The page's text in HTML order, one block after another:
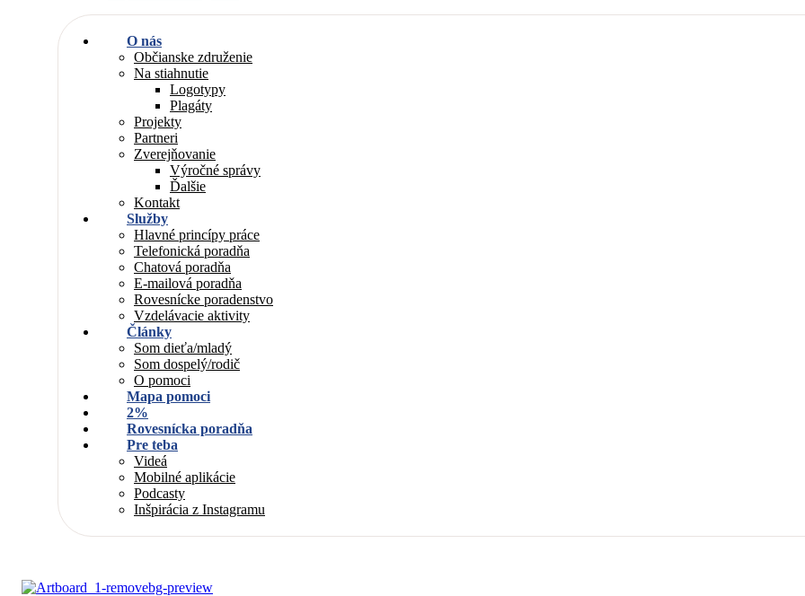
O nás
Občianske združenie
Na stiahnutie
Logotypy
Plagáty
Projekty
Partneri
Zverejňovanie
Výročné správy
Ďalšie
Kontakt
Služby
Hlavné princípy práce
Telefonická poradňa
Chatová poradňa
E-mailová poradňa
Rovesnícke poradenstvo
Vzdelávacie aktivity
Články
Som dieťa/mladý
Som dospelý/rodič
O pomoci
Mapa pomoci
2%
Rovesnícka poradňa
Pre teba
Videá
Mobilné aplikácie
Podcasty
Inšpirácia z Instagramu